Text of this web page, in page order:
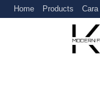
SkipHome Products